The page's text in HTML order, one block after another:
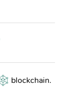
blockchain.